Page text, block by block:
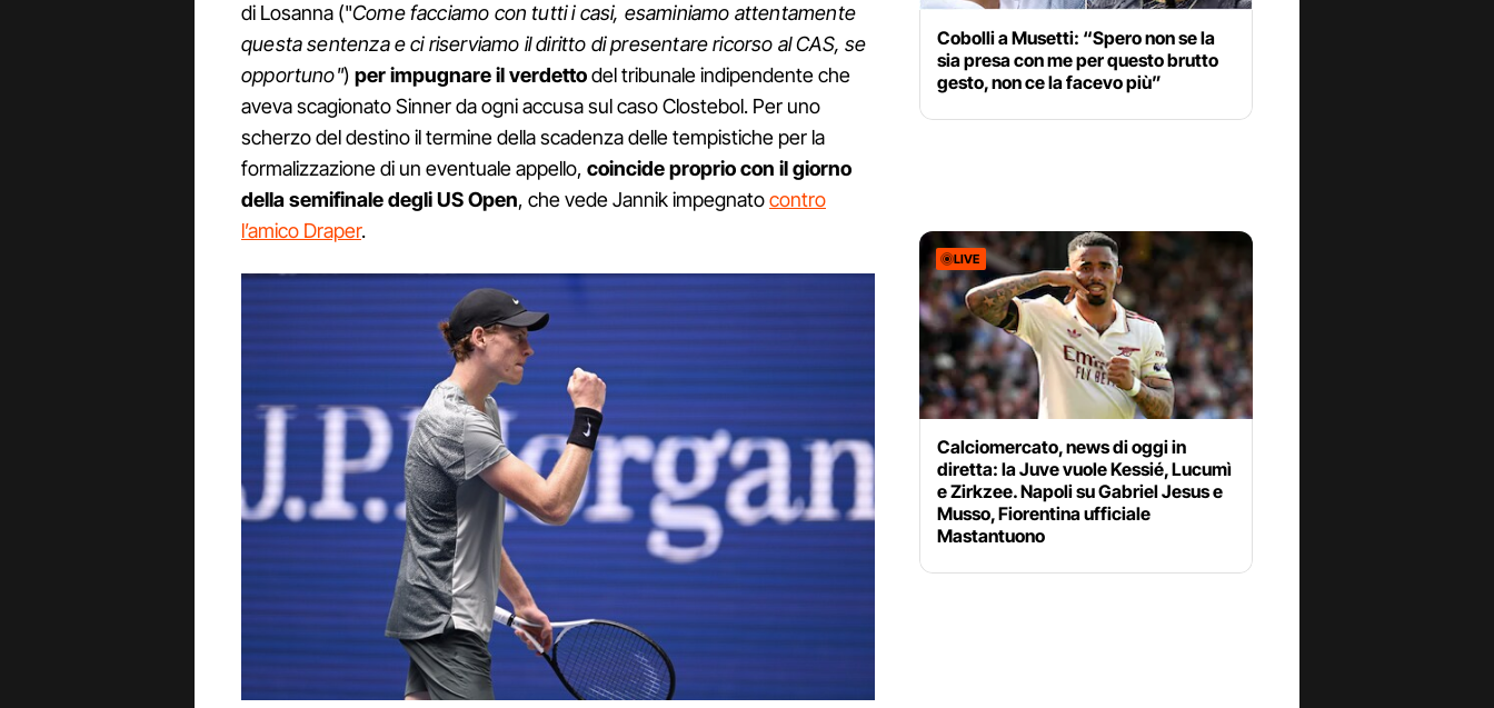
di Losanna ("Come facciamo con tutti i casi, esaminiamo attentamente
questa sentenza e ci riserviamo il diritto di presentare ricorso al CAS, se
opportuno") per impugnare il verdettodel tribunale indipendente che
aveva scagionato Sinner da ogni accusa sul caso Clostebol. Per uno
scherzo del destino il termine della scadenza delle tempistiche per la
formalizzazione di un eventuale appello, coincide proprio con il giorno
della semifinale degli US Open, che vede Jannik impegnatocontro
l’amico Draper.
Cobolli a Musetti: “Spero non se la
sia presa con me per questo brutto
gesto, non ce la facevo più”
LIVE
Calciomercato, news di oggi in
diretta: la Juve vuole Kessié, Lucumì
e Zirkzee. Napoli su Gabriel Jesus e
Musso, Fiorentina ufficiale
Mastantuono